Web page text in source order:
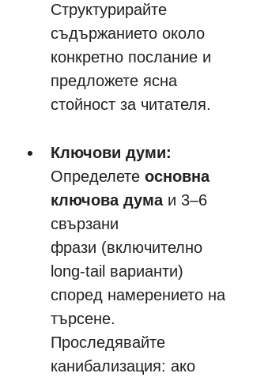
Структурирайте
съдържанието около
конкретно послание и
предложете ясна
стойност за читателя.
Ключови думи:
Определете основна
ключова дума и 3–6
свързани
фрази (включително
long-tail варианти)
според намерението на
търсене.
Проследявайте
канибализация: ако